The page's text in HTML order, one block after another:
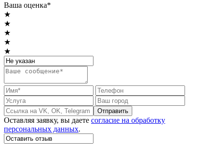
Ваша оценка*
★
★
★
★
★
Отправить
Оставляя заявку, вы даете согласие на обработку
персональных данных.